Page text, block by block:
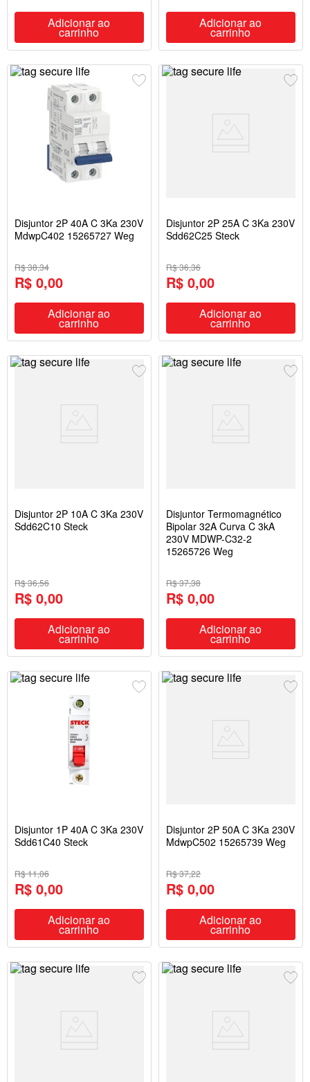
Adicionar ao
carrinho
Adicionar ao
carrinho
Disjuntor 2P 40A C 3Ka 230V
MdwpC402 15265727 Weg
R$ 38,34
R$ 0,00
Adicionar ao
carrinho
Disjuntor 2P 25A C 3Ka 230V
Sdd62C25 Steck
R$ 36,36
R$ 0,00
Adicionar ao
carrinho
Disjuntor 2P 10A C 3Ka 230V
Sdd62C10 Steck
R$ 36,56
R$ 0,00
Adicionar ao
carrinho
Disjuntor Termomagnético
Bipolar 32A Curva C 3kA
230V MDWP-C32-2
15265726 Weg
R$ 37,38
R$ 0,00
Adicionar ao
carrinho
Disjuntor 1P 40A C 3Ka 230V
Sdd61C40 Steck
R$ 11,06
R$ 0,00
Adicionar ao
carrinho
Disjuntor 2P 50A C 3Ka 230V
MdwpC502 15265739 Weg
R$ 37,22
R$ 0,00
Adicionar ao
carrinho